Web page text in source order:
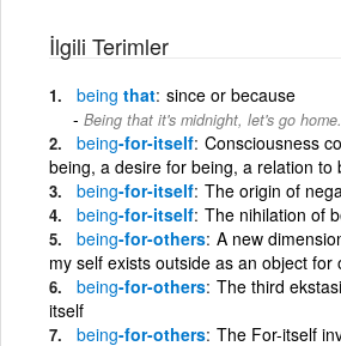
İlgili Terimler
being that since or because
Being that it's midnight, let's go home.
being-for-itself Consciousness
being, a desire for being, a relation to
being-for-itself The origin of
being-for-itself The nihilation of
being-for-others A new
my self exists outside as an object for
being-for-others The third
itself
being-for-others The For-itself